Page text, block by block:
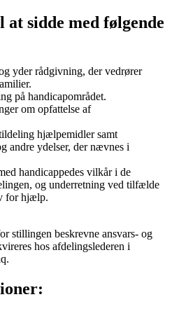
sidde med følgende
yder rådgivning, der vedrører
på handicapområdet.
om opfattelse af
hjælpemidler samt
andre ydelser, der nævnes i
handicappedes vilkår i de
og underretning ved tilfælde
for hjælp.
stillingen beskrevne ansvars- og
hos afdelingslederen i